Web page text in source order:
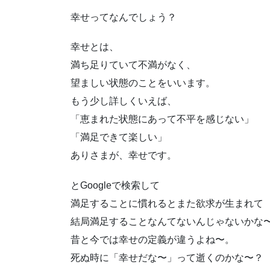
幸せってなんでしょう？
幸せとは、
満ち足りていて不満がなく、
望ましい状態のこと をいいます。
もう少し詳しくいえば、
「恵まれた状態にあって不平を感じない」
「満足できて楽しい」
ありさまが、幸せです。
とGoogleで検索して
満足することに慣れるとまた欲求が生まれて
結局満足することなんてないんじゃないかな
昔と今では幸せの定義が違うよね〜。
死ぬ時に「幸せだな〜」って逝くのかな〜？